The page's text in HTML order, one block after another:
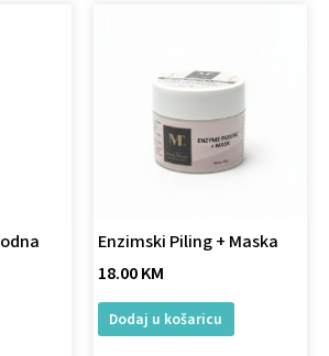
Enzimski Piling + Maska
18.00KM
Dodaj u košaricu